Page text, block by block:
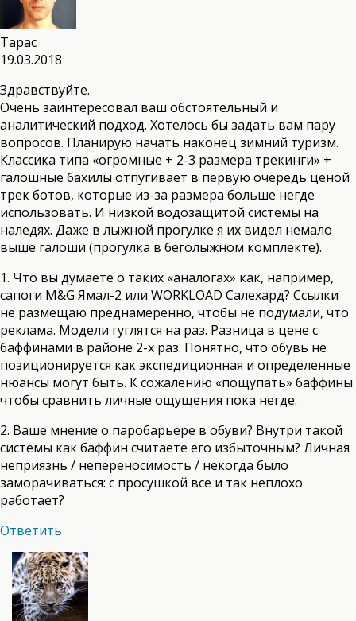
Тарас
19.03.2018
Здравствуйте.
Очень заинтересовал ваш обстоятельный и
аналитический подход. Хотелось бы задать вам пару
вопросов. Планирую начать наконец зимний туризм.
Классика типа «огромные + 2-3 размера трекинги» +
галошные бахилы отпугивает в первую очередь ценой
трек ботов, которые из-за размера больше негде
использовать. И низкой водозащитой системы на
наледях. Даже в лыжной прогулке я их видел немало
выше галоши (прогулка в беголыжном комплекте).
1. Что вы думаете о таких «аналогах» как, например,
сапоги M&G Ямал-2 или WORKLOAD Салехард? Ссылки
не размещаю преднамеренно, чтобы не подумали, что
реклама. Модели гуглятся на раз. Разница в цене с
баффинами в районе 2-х раз. Понятно, что обувь не
позиционируется как экспедиционная и определенные
нюансы могут быть. К сожалению «пощупать» баффины
чтобы сравнить личные ощущения пока негде.
2. Ваше мнение о паробарьере в обуви? Внутри такой
системы как баффин считаете его избыточным? Личная
неприязнь / непереносимость / некогда было
заморачиваться: с просушкой все и так неплохо
работает?
Ответить